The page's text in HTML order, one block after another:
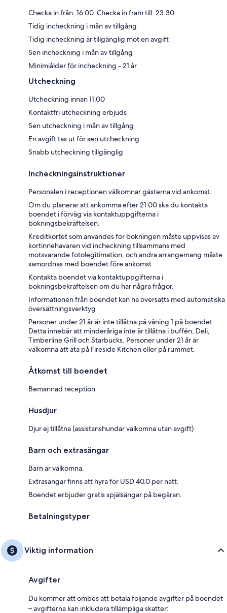
Checka in från: 16.00. Checka in fram till: 23.30.
Tidig incheckning i mån av tillgång
Tidig incheckning är tillgänglig mot en avgift
Sen incheckning i mån av tillgång
Minimiålder för incheckning - 21 år
Utcheckning
Utcheckning innan 11.00
Kontaktfri utcheckning erbjuds
Sen utcheckning i mån av tillgång
En avgift tas ut för sen utcheckning
Snabb utcheckning tillgänglig
Incheckningsinstruktioner
Personalen i receptionen välkomnar gästerna vid ankomst.
Om du planerar att ankomma efter 21.00 ska du kontakta
boendet i förväg via kontaktuppgifterna i
bokningsbekräftelsen.
Kreditkortet som användes för bokningen måste uppvisas av
kortinnehavaren vid incheckning tillsammans med
motsvarande fotolegitimation, och andra arrangemang måste
samordnas med boendet före ankomst.
Kontakta boendet via kontaktuppgifterna i
bokningsbekräftelsen om du har några frågor.
Informationen från boendet kan ha översatts med automatiska
översättningsverktyg
Personer under 21 år är inte tillåtna på våning 1 på boendet.
Detta innebär att minderåriga inte är tillåtna i buffén, Deli,
Timberline Grill och Starbucks. Personer under 21 år är
välkomna att äta på Fireside Kitchen eller på rummet.
Åtkomst till boendet
Bemannad reception
Husdjur
Djur ej tillåtna (assistanshundar välkomna utan avgift)
Barn och extrasängar
Barn är välkomna.
Extrasängar finns att hyra för USD 40.0 per natt.
Boendet erbjuder gratis spjälsängar på begäran.
Betalningstyper
Viktig information
Avgifter
Du kommer att ombes att betala följande avgifter på boendet
– avgifterna kan inkludera tillämpliga skatter: